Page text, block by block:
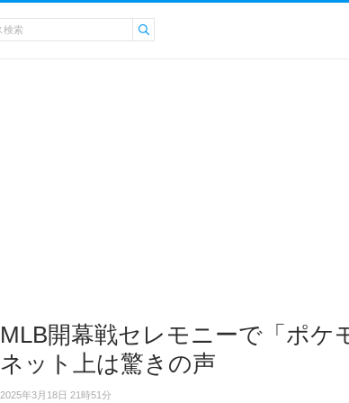
MLB開幕戦セレモニーで「ポケ
ネット上は驚きの声
2025年3月18日 21時51分